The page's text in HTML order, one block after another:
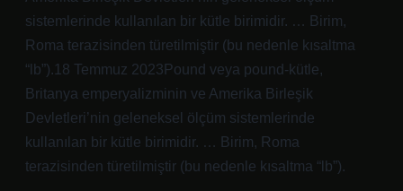
sistemlerinde kullanılan bir kütle birimidir. … Birim,
Roma terazisinden türetilmiştir (bu nedenle kısaltma
“lb”).18 Temmuz 2023Pound veya pound-kütle,
Britanya emperyalizminin ve Amerika Birleşik
Devletleri’nin geleneksel ölçüm sistemlerinde
kullanılan bir kütle birimidir. … Birim, Roma
terazisinden türetilmiştir (bu nedenle kısaltma “lb”).